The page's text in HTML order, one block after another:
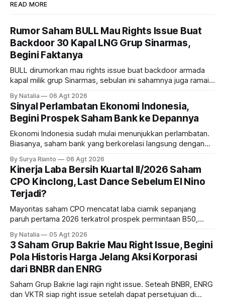
READ MORE
Rumor Saham BULL Mau Rights Issue Buat
Backdoor 30 Kapal LNG Grup Sinarmas,
Begini Faktanya
BULL dirumorkan mau rights issue buat backdoor armada
kapal milik grup Sinarmas, sebulan ini sahamnya juga ramai
masih menarik dilirik?
By Natalia 06 Agt 2026
Sinyal Perlambatan Ekonomi Indonesia,
Begini Prospek Saham Bank ke Depannya
Ekonomi Indonesia sudah mulai menunjukkan perlambatan.
Biasanya, saham bank yang berkorelasi langsung dengan
bank ke depannya?
By Surya Rianto 06 Agt 2026
Kinerja Laba Bersih Kuartal II/2026 Saham
CPO Kinclong, Last Dance Sebelum El Nino
Terjadi?
Mayoritas saham CPO mencatat laba ciamik sepanjang
paruh pertama 2026 terkatrol prospek permintaan B50,
diprediksi semakin terlihat mendekati 2027. Kira-kira gimana
prospeknya? apakah masih menarik dilirik sektor ini?
By Natalia 05 Agt 2026
3 Saham Grup Bakrie Mau Right Issue, Begini
Pola Historis Harga Jelang Aksi Korporasi
dari BNBR dan ENRG
Saham Grup Bakrie lagi rajin right issue. Seteah BNBR, ENRG
dan VKTR siap right issue setelah dapat persetujuan di